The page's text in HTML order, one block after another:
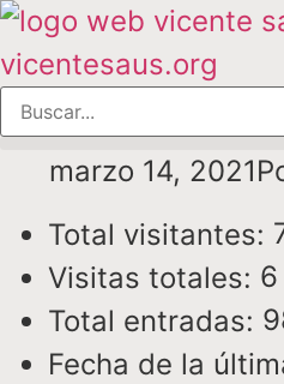
marzo 14, 2021
Total visitantes:
Visitas totales: 6
Total entradas:
Fecha de la